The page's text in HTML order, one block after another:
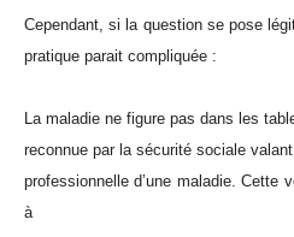
Cependant, si la question se pose
pratique parait compliquée :
La maladie ne figure pas dans les
reconnue par la sécurité sociale
professionnelle d’une maladie. Cette
à